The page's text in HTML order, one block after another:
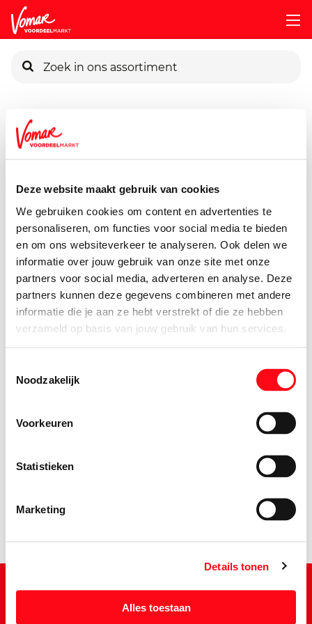
Deze website maakt gebruik van cookies
We gebruiken cookies om content en advertenties te
personaliseren, om functies voor social media te bieden
en om ons websiteverkeer te analyseren. Ook delen we
informatie over jouw gebruik van onze site met onze
partners voor social media, adverteren en analyse. Deze
partners kunnen deze gegevens combineren met andere
informatie die je aan ze hebt verstrekt of die ze hebben
verzameld op basis van jouw gebruik van hun services.
Noodzakelijk
Voorkeuren
Statistieken
Marketing
Details tonen
Alles toestaan
Pincode vergeten
Persoonlijk KIK-account
Assortiment
350 gram
3.19